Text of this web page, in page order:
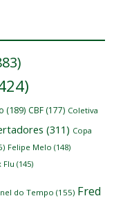
(189) CBF (177) Coletiva
(311) Copa
Felipe Melo (148)
Flu (145)
do Tempo (155) Fred